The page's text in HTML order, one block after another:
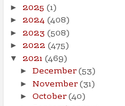
► 2025 (1)
► 2024(408)
► 2023 (508)
► 2022 (475)
▼ 2021(469)
► December(53)
► November(31)
► October(40)